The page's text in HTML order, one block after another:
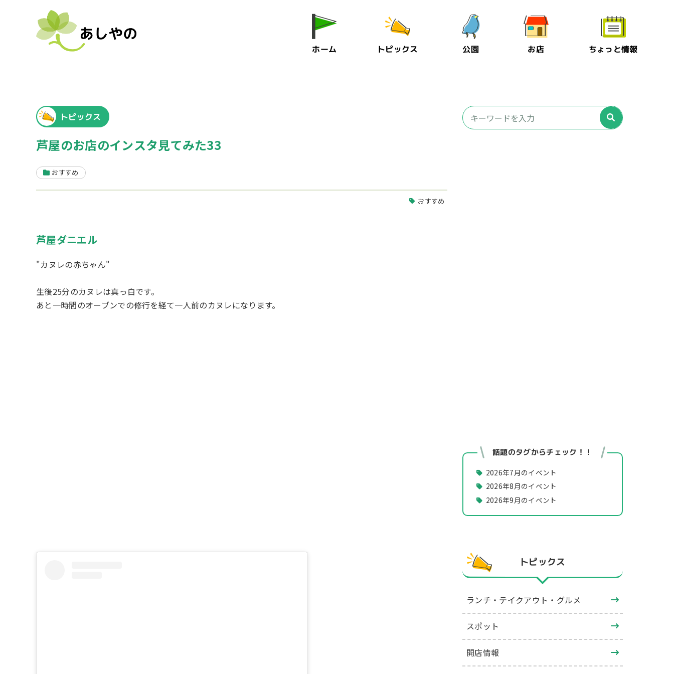
ホーム トピックス 公園 お店 ちょっと情報
トピックス
芦屋のお店のインスタ見てみた33
おすすめ
おすすめ
芦屋ダニエル
"カヌレの赤ちゃん"
生後25分のカヌレは真っ白です。
あと一時間のオーブンでの修行を経て一人前のカヌレになります。
話題のタグからチェック！！
2026年7月のイベント
2026年8月のイベント
2026年9月のイベント
トピックス
ランチ・テイクアウト・グルメ
スポット
開店情報